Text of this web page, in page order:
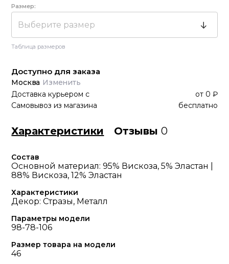
Размер:
Выберите размер
Таблица размеров
Доступно для заказа
Москва Изменить
Доставка курьером с от 0 ₽
Самовывоз из магазина
бесплатно
Характеристики Отзывы0
Состав
Основной материал: 95% Вискоза, 5% Эластан |
88% Вискоза, 12% Эластан
Характеристики
Декор: Стразы, Металл
Параметры модели
98-78-106
Размер товара на модели
46